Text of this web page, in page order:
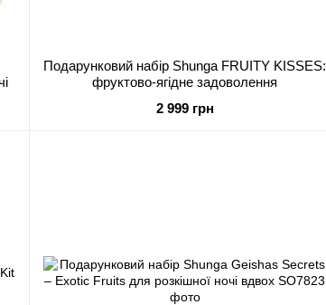
Подарунковий набір Shunga FRUITY KISSES:
фруктово-ягідне задоволення
2 999 грн